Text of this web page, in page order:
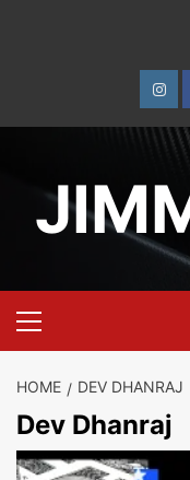
Menu
HOME DEV DHANRAJ
Dev Dhanraj